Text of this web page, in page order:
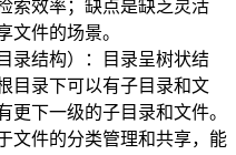
索效率；缺点是缺乏灵活
文件的场景。
录结构）：目录呈树状结
目录下可以有子目录和文
更下一级的子目录和文件。
文件的分类管理和共享，能